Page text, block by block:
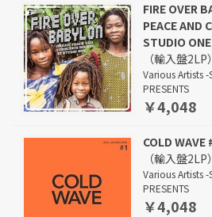
FIRE OVER
PEACE AND
STUDIO ONE
（輸入盤2LP）
Various Artists -
PRESENTS
￥4,048
COLD WAVE
（輸入盤2LP）
Various Artists -
PRESENTS
￥4,048